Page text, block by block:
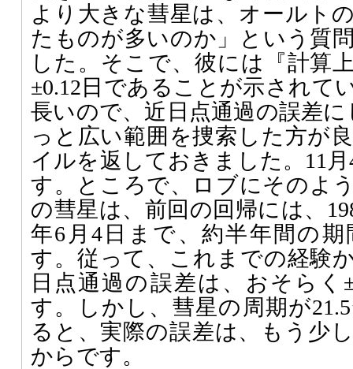
より大きな彗星は、オールト
たものが多いのか」という質
した。そこで、彼には『計算
±0.12日であることが示されて
長いので、近日点通過の誤差
っと広い範囲を捜索した方が
イルを返しておきました。11
す。ところで、ロブにそのよ
の彗星は、前回の回帰には、
年6月4日まで、約半年間の
す。従って、これまでの経験
日点通過の誤差は、おそらく
す。しかし、彗星の周期が
ると、実際の誤差は、もう少
からです。